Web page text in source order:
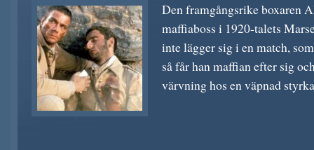
Den framgångsrike boxaren
maffiaboss i 1920-talets
inte lägger sig i en match,
så får han maffian efter sig
värvning hos en väpnad